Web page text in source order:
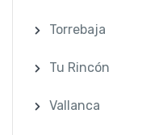
Torrebaja
Tu Rincón
Vallanca